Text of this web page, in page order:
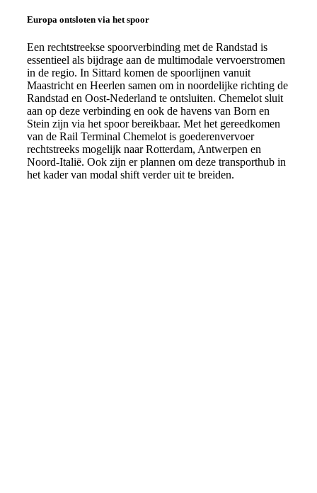
Europa ontsloten via het spoor
Een rechtstreekse spoorverbinding met de Randstad is
essentieel als bijdrage aan de multimodale vervoerstromen
in de regio. In Sittard komen de spoorlijnen vanuit
Maastricht en Heerlen samen om in noordelijke richting de
Randstad en Oost-Nederland te ontsluiten. Chemelot sluit
aan op deze verbinding en ook de havens van Born en
Stein zijn via het spoor bereikbaar. Met het gereedkomen
van de Rail Terminal Chemelot is goederenvervoer
rechtstreeks mogelijk naar Rotterdam, Antwerpen en
Noord-Italië. Ook zijn er plannen om deze transporthub in
het kader van modal shift verder uit te breiden.